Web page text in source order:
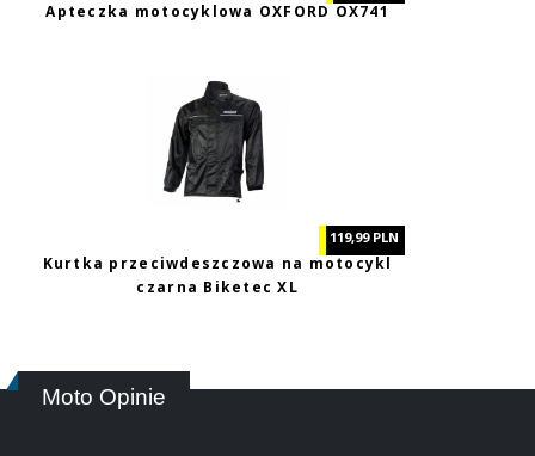
Apteczka motocyklowa OXFORD OX741
119,99 PLN
Kurtka przeciwdeszczowa na motocykl
czarna Biketec XL
Moto Opinie